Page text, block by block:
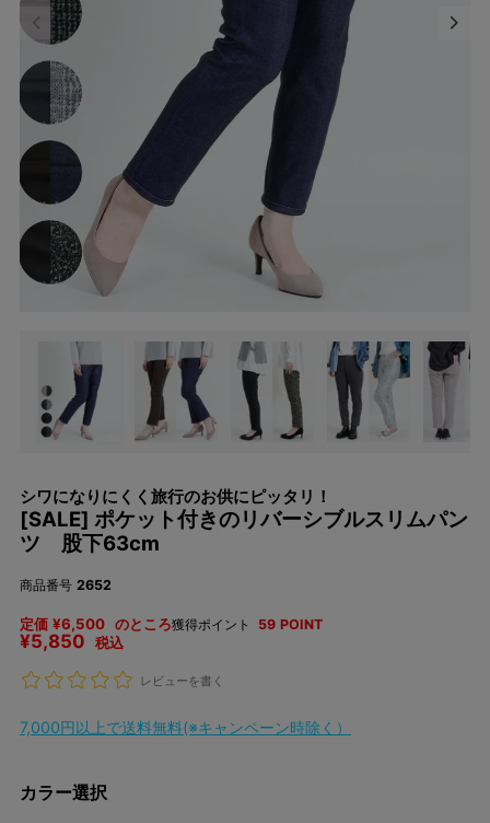
シワになりにくく旅行のお供にピッタリ！
[SALE] ポケット付きのリバーシブルスリムパン
ツ 股下63cm
商品番号 2652
定価 ¥6,500 のところ
¥5,850 税込
獲得ポイント 59 POINT
レビューを書く
7,000円以上で送料無料(※キャンペーン時除く）
カラー選択